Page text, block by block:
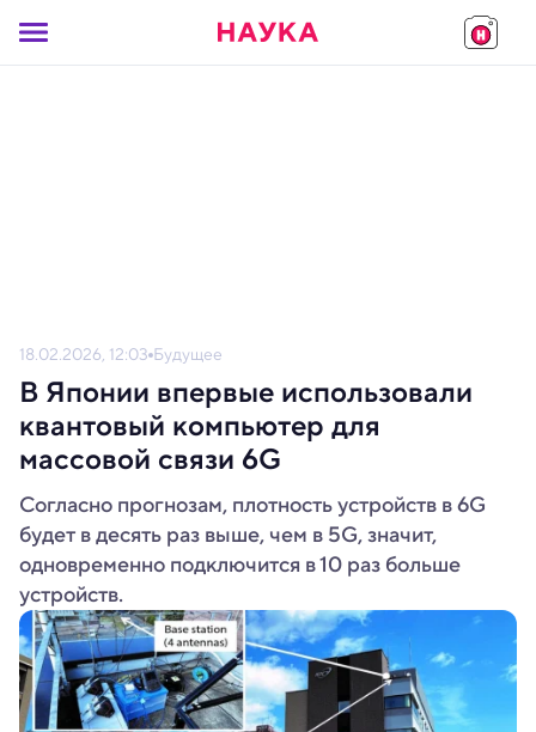
18.02.2026, 12:03 Будущее
В Японии впервые использовали
квантовый компьютер для
массовой связи 6G
Согласно прогнозам, плотность устройств в 6G
будет в десять раз выше, чем в 5G, значит,
одновременно подключится в 10 раз больше
устройств.